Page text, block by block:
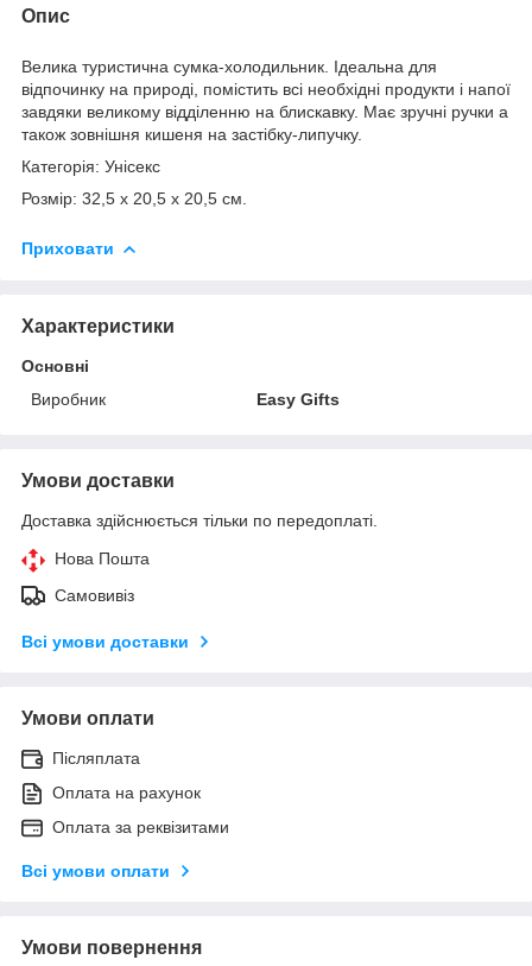
Опис
Велика туристична сумка-холодильник. Ідеальна для
відпочинку на природі, помістить всі необхідні продукти і напої
завдяки великому відділенню на блискавку. Має зручні ручки а
також зовнішня кишеня на застібку-липучку.
Категорія: Унісекс
Розмір: 32,5 x 20,5 x 20,5 cм.
Приховати
Характеристики
Основні
Виробник
Easy Gifts
Умови доставки
Доставка здійснюється тільки по передоплаті.
Нова Пошта
Самовивіз
Всі умови доставки
Умови оплати
Післяплата
Оплата на рахунок
Оплата за реквізитами
Всі умови оплати
Умови повернення